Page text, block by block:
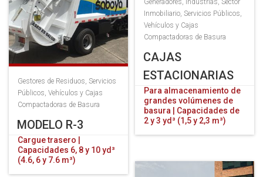
Generadores, Industrias,Sector
Inmobiliario,Servicios Públicos,
Vehículos y Cajas
Compactadoras de Basura
CAJAS
ESTACIONARIAS
Para almacenamiento de
grandes volúmenes de
basura | Capacidades de
2 y 3 yd³ (1,5 y 2,3 m³)
Gestores de Residuos, Servicios
Públicos, Vehículos y Cajas
Compactadoras de Basura
MODELO R-3
Cargue trasero |
Capacidades 6, 8 y 10 yd³
(4.6, 6 y 7.6 m³)